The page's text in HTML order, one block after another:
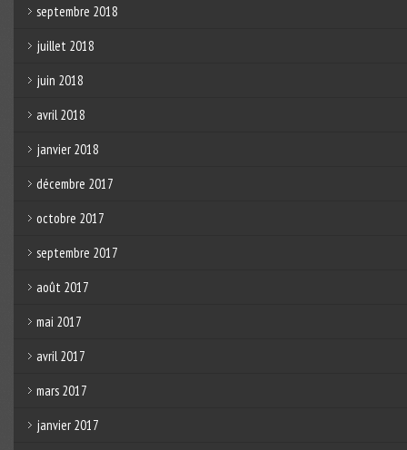
septembre 2018
juillet 2018
juin 2018
avril 2018
janvier 2018
décembre 2017
octobre 2017
septembre 2017
août 2017
mai 2017
avril 2017
mars 2017
janvier 2017